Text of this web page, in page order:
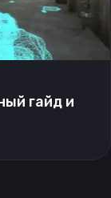
гайд и